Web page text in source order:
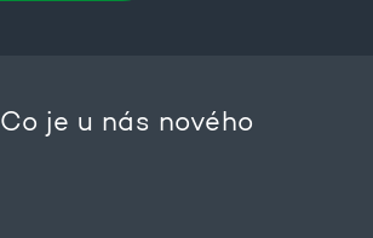
Co je u nás nového